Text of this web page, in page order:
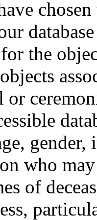
the
who
of